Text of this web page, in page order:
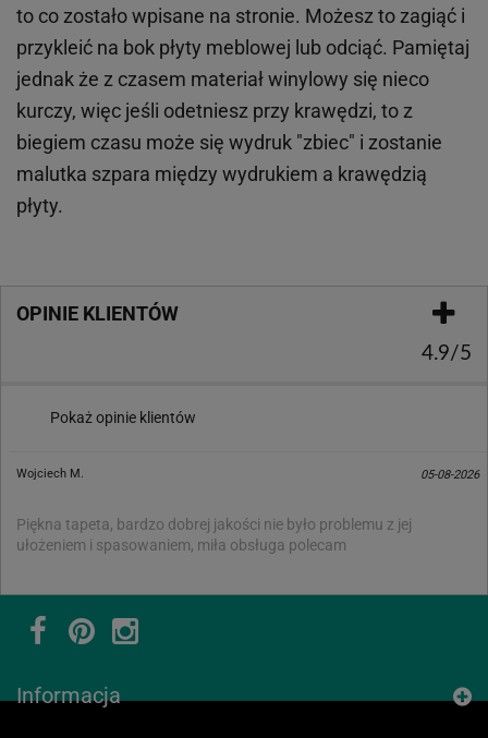
to co zostało wpisane na stronie. Możesz to zagiąć i
przykleić na bok płyty meblowej lub odciąć. Pamiętaj
jednak że z czasem materiał winylowy się nieco
kurczy, więc jeśli odetniesz przy krawędzi, to z
biegiem czasu może się wydruk "zbiec" i zostanie
malutka szpara między wydrukiem a krawędzią
płyty.
OPINIE KLIENTÓW
4.9/5
Pokaż opinie klientów
Wojciech M. 05-08-2026
Piękna tapeta, bardzo dobrej jakości nie było problemu z jej
ułożeniem i spasowaniem, miła obsługa polecam
Informacja